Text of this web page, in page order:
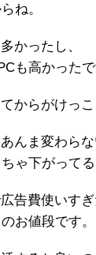
ね。
かったし、
も高かったで
からがけっこ
んま変わらな
ゃ下がってる
告費使いすぎ
お値段です